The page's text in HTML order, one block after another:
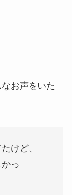
お声をいた
けど、
っ